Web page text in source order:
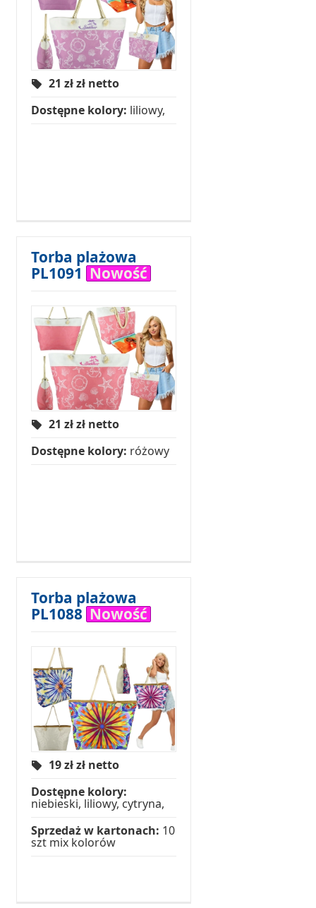
21 złzł netto
Dostępne kolory: liliowy,
Torba plażowa
PL1091 Nowość
21 złzł netto
Dostępne kolory: różowy
Torba plażowa
PL1088 Nowość
19 złzł netto
Dostępne kolory:
niebieski, liliowy, cytryna,
Sprzedaż w kartonach: 10
szt mix kolorów